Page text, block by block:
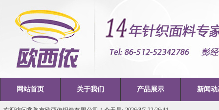
网站首页 关于我们 产品展示 新闻动